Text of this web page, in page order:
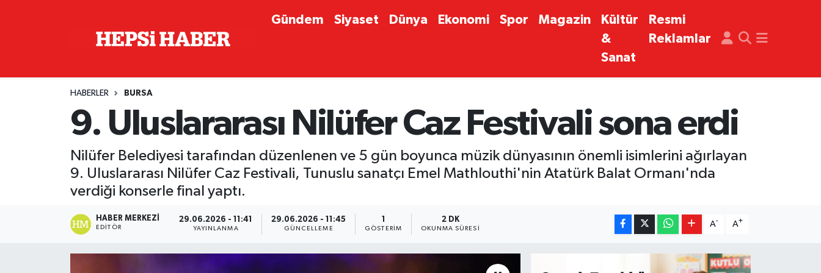
Gündem Siyaset Dünya Ekonomi Spor Magazin
Kültür
&
Sanat
Resmi
Reklamlar
HABERLER BURSA
9. Uluslararası Nilüfer Caz Festivali sona erdi
Nilüfer Belediyesi tarafından düzenlenen ve 5 gün boyunca müzik dünyasının önemli isimlerini ağırlayan
9. Uluslararası Nilüfer Caz Festivali, Tunuslu sanatçı Emel Mathlouthi'nin Atatürk Balat Ormanı'nda
verdiği konserle final yaptı.
HABER MERKEZI
EDITÖR
29.06.2026 - 11:41
YAYINLANMA
29.06.2026 - 11:45
GÜNCELLEME GÖSTERIM
2 DK
OKUNMA SÜRESI
A- A+
Biyografi
İstanbul Nöbetçi Eczaneler
İstanbul Hava Durumu
İzmir Namaz Vakitleri
Süper Lig Puan Durumu ve Fikstür
Tüm Manşetler
Son Dakika Haberleri